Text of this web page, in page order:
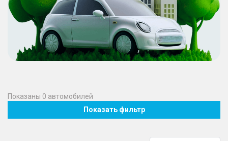
Показаны 0 автомобилей
Показать фильтр